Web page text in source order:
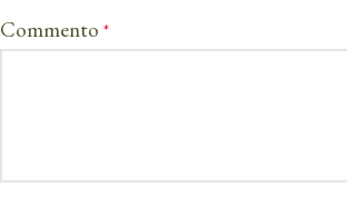
Commento *